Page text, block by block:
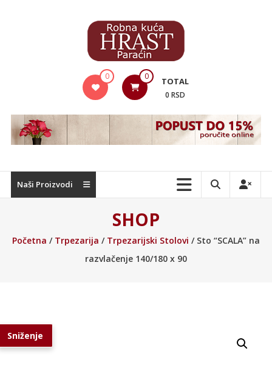
Nameštaj
0 0 TOTAL
0 RSD
Naši Proizvodi
SHOP
Početna / Trpezarija / Trpezarijski Stolovi / Sto “SCALA” na
razvlačenje 140/180 x 90
Sniženje